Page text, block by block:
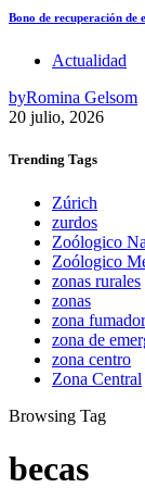
Bono de recuperación de
Actualidad
byRomina Gelsom
20 julio, 2026
Trending Tags
Zúrich
zurdos
Zoólogico
Zoólogico
zonas rurales
zonas
zona
zona de
zona centro
Zona Central
Browsing Tag
becas